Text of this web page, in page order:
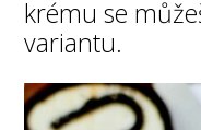
krému se
variantu.